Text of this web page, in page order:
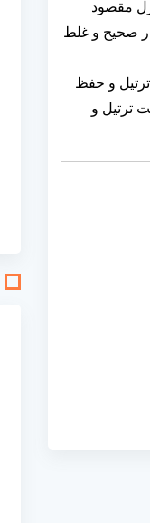
مقصود
صحیح و غلط
و حفظ
ترتیل و